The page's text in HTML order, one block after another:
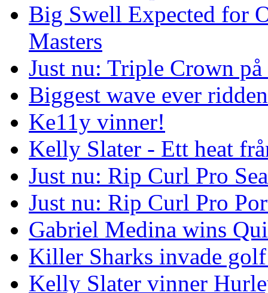
Big Swell Expected for
Masters
Just nu: Triple Crown på
Biggest wave ever
Ke11y vinner!
Kelly Slater - Ett heat
Just nu: Rip Curl Pro
Just nu: Rip Curl Pro
Gabriel Medina wins
Killer Sharks invade
Kelly Slater vinner